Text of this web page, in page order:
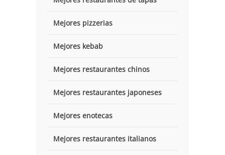
Mejores pizzerias
Mejores kebab
Mejores restaurantes chinos
Mejores restaurantes japoneses
Mejores enotecas
Mejores restaurantes italianos